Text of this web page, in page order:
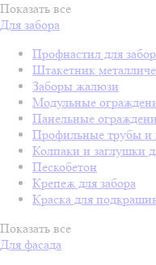
Показать все
Для забора
Профнастил для
Штакетник
Заборы жалюзи
Модульные
Панельные
Профильные трубы и
Колпаки и заглушки
Пескобетон
Крепеж для забора
Краска для
Показать все
Для фасада